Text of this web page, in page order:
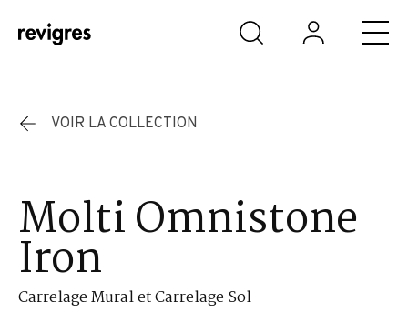
Aller au contenu principal
VOIR LA COLLECTION
Molti Omnistone
Iron
Carrelage Mural et Carrelage Sol